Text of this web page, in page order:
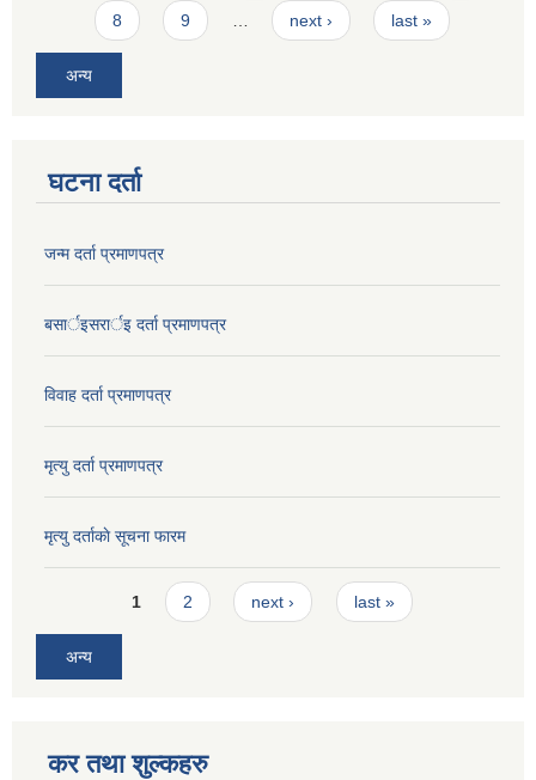
8 9 next › last »
अन्य
घटना दर्ता
जन्म दर्ता प्रमाणपत्र
बसार्इसरार्इ दर्ता प्रमाणपत्र
विवाह दर्ता प्रमाणपत्र
मृत्यु दर्ता प्रमाणपत्र
मृत्यु दर्ताकाे सूचना फारम
Pages1 2 next › last »
अन्य
कर तथा शुल्कहरु